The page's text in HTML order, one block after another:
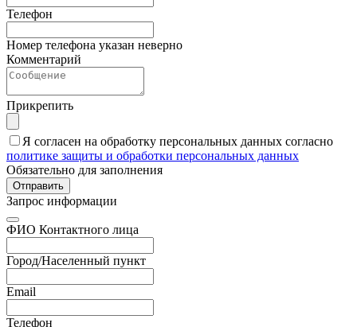
Телефон
Номер телефона указан неверно
Комментарий
Прикрепить
Я согласен на обработку персональных данных согласно
политике защиты и обработки персональных данных
Обязательно для заполнения
Отправить
Запрос информации
ФИО Контактного лица
Город/Населенный пункт
Email
Телефон